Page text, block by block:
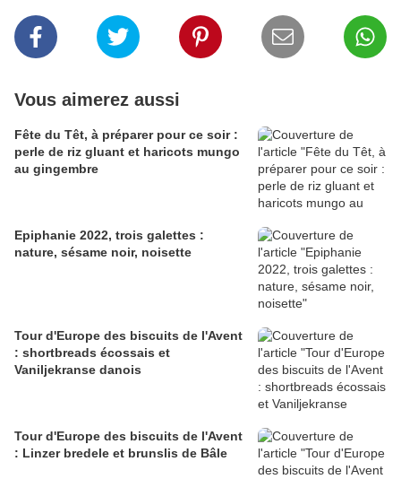
Vous aimerez aussi
Fête du Têt, à préparer pour ce soir :
perle de riz gluant et haricots mungo
au gingembre
Epiphanie 2022, trois galettes :
nature, sésame noir, noisette
Tour d'Europe des biscuits de l'Avent
: shortbreads écossais et
Vaniljekranse danois
Tour d'Europe des biscuits de l'Avent
: Linzer bredele et brunslis de Bâle